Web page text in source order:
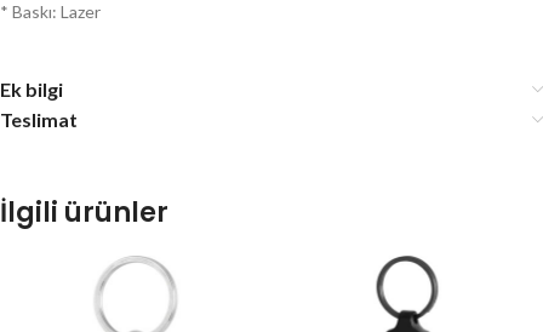
* Baskı: Lazer
Ek bilgi
Teslimat
İlgili ürünler